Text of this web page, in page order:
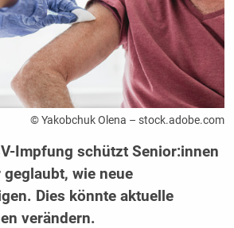
© Yakobchuk Olena – stock.adobe.com
Impfung schützt Senior:innen
geglaubt, wie neue
Dies könnte aktuelle
verändern.